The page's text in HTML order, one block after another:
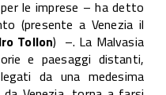
le imprese – ha detto
(presente a Venezia il
Tollon) –. La Malvasia
e paesaggi distanti,
da una medesima